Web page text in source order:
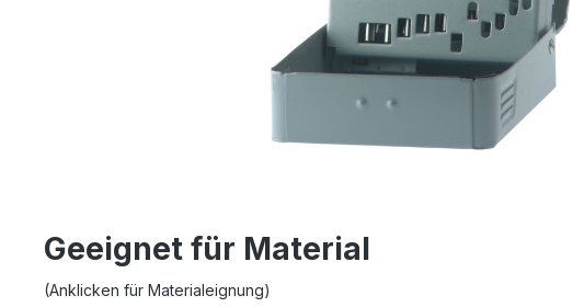
Geeignet für Material
(Anklicken für Materialeignung)